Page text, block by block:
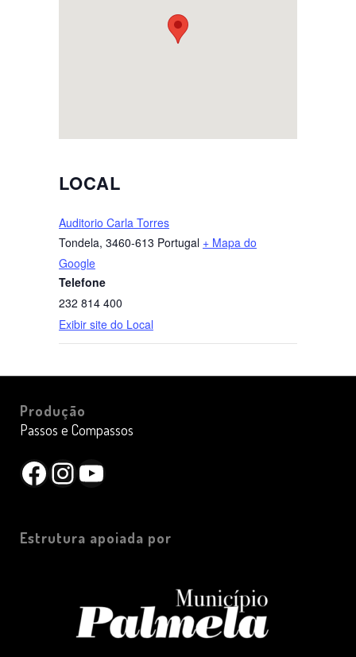
LOCAL
Auditorio Carla Torres
Tondela, 3460-613 Portugal + Mapa do
Google
Telefone
232 814 400
Exibir site do Local
Produção
Passos e Compassos
Facebook
Instagram
YouTube
Estrutura apoiada por